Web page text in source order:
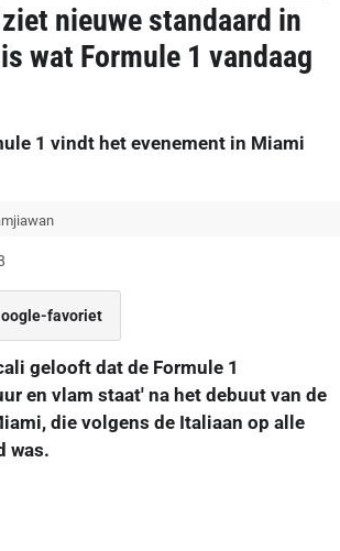
nieuwe standaard in
wat Formule 1 vandaag
1 vindt het evenement in Miami
favoriet
gelooft dat de Formule 1
en vlam staat' na het debuut van de
die volgens de Italiaan op alle
was.